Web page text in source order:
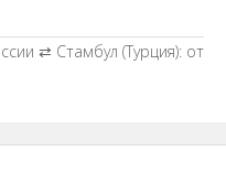
⇄ Стамбул (Турция): от